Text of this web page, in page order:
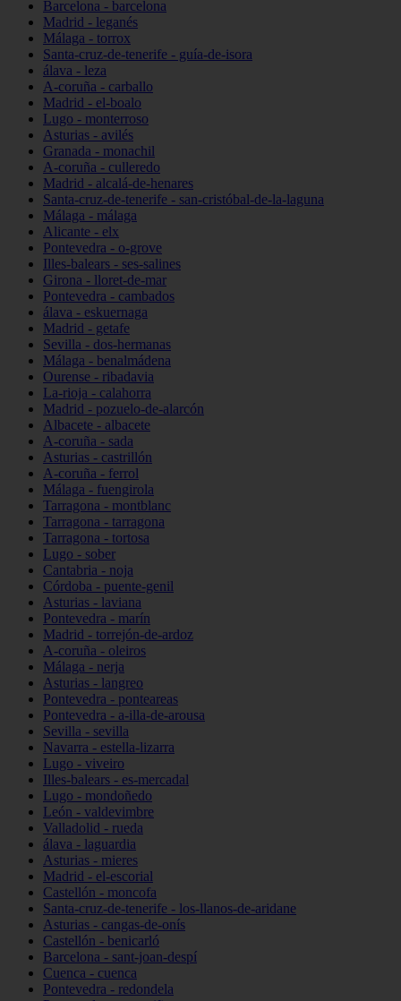
Barcelona - barcelona
Madrid - leganés
Málaga - torrox
Santa-cruz-de-tenerife - guía-de-isora
álava - leza
A-coruña - carballo
Madrid - el-boalo
Lugo - monterroso
Asturias - avilés
Granada - monachil
A-coruña - culleredo
Madrid - alcalá-de-henares
Santa-cruz-de-tenerife - san-cristóbal-de-la-laguna
Málaga - málaga
Alicante - elx
Pontevedra - o-grove
Illes-balears - ses-salines
Girona - lloret-de-mar
Pontevedra - cambados
álava - eskuernaga
Madrid - getafe
Sevilla - dos-hermanas
Málaga - benalmádena
Ourense - ribadavia
La-rioja - calahorra
Madrid - pozuelo-de-alarcón
Albacete - albacete
A-coruña - sada
Asturias - castrillón
A-coruña - ferrol
Málaga - fuengirola
Tarragona - montblanc
Tarragona - tarragona
Tarragona - tortosa
Lugo - sober
Cantabria - noja
Córdoba - puente-genil
Asturias - laviana
Pontevedra - marín
Madrid - torrejón-de-ardoz
A-coruña - oleiros
Málaga - nerja
Asturias - langreo
Pontevedra - ponteareas
Pontevedra - a-illa-de-arousa
Sevilla - sevilla
Navarra - estella-lizarra
Lugo - viveiro
Illes-balears - es-mercadal
Lugo - mondoñedo
León - valdevimbre
Valladolid - rueda
álava - laguardia
Asturias - mieres
Madrid - el-escorial
Castellón - moncofa
Santa-cruz-de-tenerife - los-llanos-de-aridane
Asturias - cangas-de-onís
Castellón - benicarló
Barcelona - sant-joan-despí
Cuenca - cuenca
Pontevedra - redondela